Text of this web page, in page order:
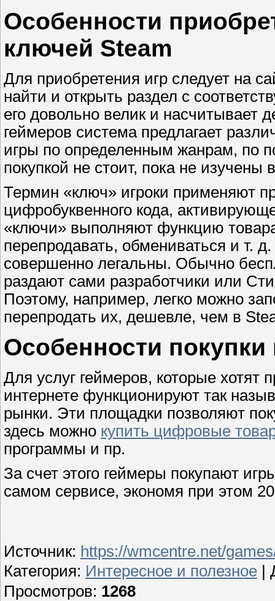
Особенности
ключей Steam
Для приобретения игр следует на
найти и открыть раздел с
его довольно велик и насчитывает
геймеров система предлагает
игры по определенным жанрам, по
покупкой не стоит, пока не
Термин «ключ» игроки применяют
цифробуквенного кода,
«ключи» выполняют функцию
перепродавать, обмениваться и т.
совершенно легальны. Обычно
раздают сами разработчики или
Поэтому, например, легко можно
перепродать их, дешевле, чем в
Особенности
Для услуг геймеров, которые
интернете функционируют так
рынки. Эти площадки позволяют
здесь можно купить цифровые
программы и пр.
За счет этого геймеры покупают
самом сервисе, экономя при этом
Источник: https://wmcentre.net/
Категория: Интересное и полезное
Просмотров: 1268